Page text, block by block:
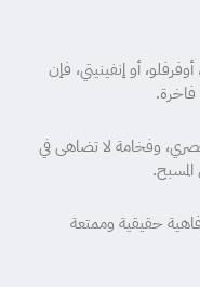
أو إنفينيتي، فإن
فاخرة.
وفخامة لا تضاهى في
حقيقية وممتعة